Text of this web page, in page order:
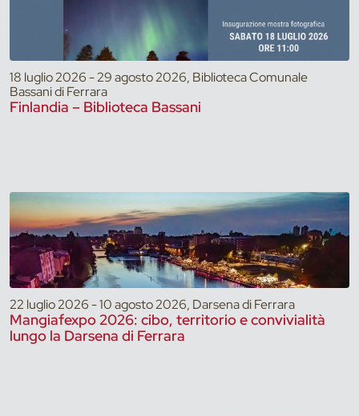
18 luglio 2026 - 29 agosto 2026, Biblioteca Comunale
Bassani di Ferrara
Finlandia – Biblioteca Bassani
22 luglio 2026 - 10 agosto 2026, Darsena di Ferrara
Mangiafexpo 2026: cibo, territorio e convivialità
lungo la Darsena di Ferrara